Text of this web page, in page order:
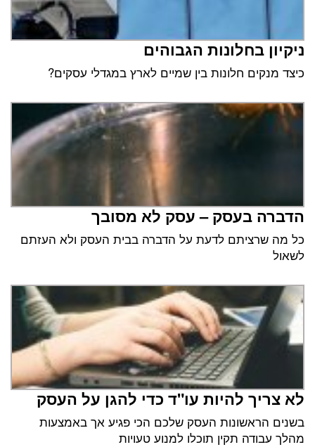
ניקיון בחלונות הגבוהים
כיצד מנקים חלונות בין שמיים לארץ במגדלי עסקים?
הדברה בעסק – עסק לא מסובך
כל מה שרציתם לדעת על הדברה בבית העסק ולא העזתם
לשאול
לא צריך להיות עו"ד כדי להגן על העסק
בשנים הראשונות העסק שלכם הכי פגיע אך באמצעות
מהלך עבודה תקין תוכלו למנוע טעויות